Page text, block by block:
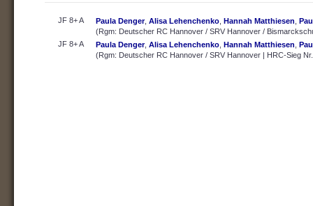
JF 8+ A Paula Denger, Alisa Lehenchenko Hannah Matthiesen
(Rgm: Deutscher RC Hannover / SRV Hannover /
JF 8+ A
Paula Denger, Alisa Lehenchenko Hannah Matthiesen
(Rgm: Deutscher RC Hannover / SRV Hannover | HRC-Sieg